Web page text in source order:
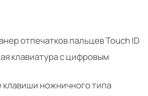
отпечатков пальцев Touch ID
клавиатура с цифровым
клавиши ножничного типа